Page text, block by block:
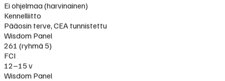
Ei ohjelmaa (harvinainen)
Kennelliitto
Pääosin terve, CEA tunnistettu
Wisdom Panel
261 (ryhmä 5)
FCI
12–15 v
Wisdom Panel